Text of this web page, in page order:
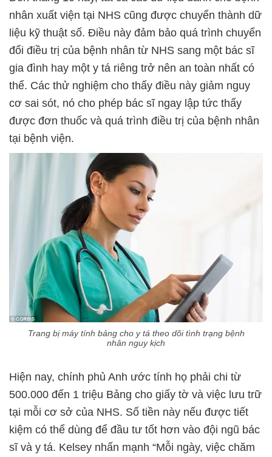
nhân xuất viện tại NHS cũng được chuyển thành dữ
liệu kỹ thuật số. Điều này đảm bảo quá trình chuyển
đổi điều trị của bệnh nhân từ NHS sang một bác sĩ
gia đình hay một y tá riêng trở nên an toàn nhất có
thể. Các thử nghiệm cho thấy điều này giảm nguy
cơ sai sót, nó cho phép bác sĩ ngay lập tức thấy
được đơn thuốc và quá trình điều trị của bệnh nhân
tại bệnh viện.
Trang bị máy tính bảng cho y tá theo dõi tình trạng bệnh
nhân nguy kịch
Hiện nay, chính phủ Anh ước tính họ phải chi từ
500.000 đến 1 triệu Bảng cho giấy tờ và việc lưu trữ
tại mỗi cơ sở của NHS. Số tiền này nếu được tiết
kiệm có thể dùng để đầu tư tốt hơn vào đội ngũ bác
sĩ và y tá. Kelsey nhấn mạnh “Mỗi ngày, việc chăm